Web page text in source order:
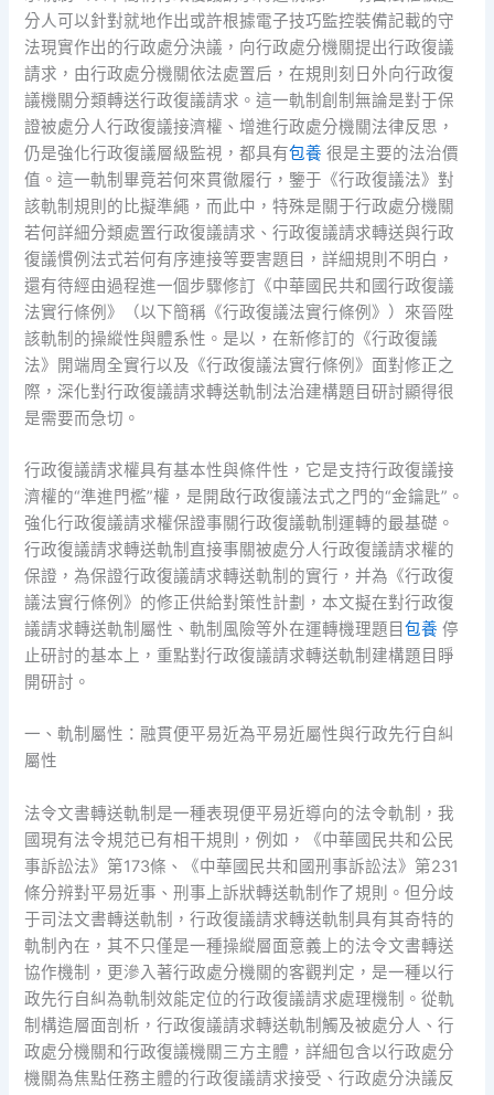
分人可以針對就地作出或許根據電子技巧監控裝備記載的守
法現實作出的行政處分決議，向行政處分機關提出行政復議
請求，由行政處分機關依法處置后，在規則刻日外向行政復
議機關分類轉送行政復議請求。這一軌制創制無論是對于保
證被處分人行政復議接濟權、增進行政處分機關法律反思，
仍是強化行政復議層級監視，都具有包養 很是主要的法治價
值。這一軌制畢竟若何來貫徹履行，鑒于《行政復議法》對
該軌制規則的比擬準繩，而此中，特殊是關于行政處分機關
若何詳細分類處置行政復議請求、行政復議請求轉送與行政
復議慣例法式若何有序連接等要害題目，詳細規則不明白，
還有待經由過程進一個步驟修訂《中華國民共和國行政復議
法實行條例》（以下簡稱《行政復議法實行條例》）來晉陞
該軌制的操縱性與體系性。是以，在新修訂的《行政復議
法》開端周全實行以及《行政復議法實行條例》面對修正之
際，深化對行政復議請求轉送軌制法治建構題目研討顯得很
是需要而急切。
行政復議請求權具有基本性與條件性，它是支持行政復議接
濟權的“準進門檻”權，是開啟行政復議法式之門的“金鑰匙”。
強化行政復議請求權保證事關行政復議軌制運轉的最基礎。
行政復議請求轉送軌制直接事關被處分人行政復議請求權的
保證，為保證行政復議請求轉送軌制的實行，并為《行政復
議法實行條例》的修正供給對策性計劃，本文擬在對行政復
議請求轉送軌制屬性、軌制風險等外在運轉機理題目包養 停
止研討的基本上，重點對行政復議請求轉送軌制建構題目睜
開研討。
一、軌制屬性：融貫便平易近為平易近屬性與行政先行自糾
屬性
法令文書轉送軌制是一種表現便平易近導向的法令軌制，我
國現有法令規范已有相干規則，例如，《中華國民共和公民
事訴訟法》第173條、《中華國民共和國刑事訴訟法》第231
條分辨對平易近事、刑事上訴狀轉送軌制作了規則。但分歧
于司法文書轉送軌制，行政復議請求轉送軌制具有其奇特的
軌制內在，其不只僅是一種操縱層面意義上的法令文書轉送
協作機制，更滲入著行政處分機關的客觀判定，是一種以行
政先行自糾為軌制效能定位的行政復議請求處理機制。從軌
制構造層面剖析，行政復議請求轉送軌制觸及被處分人、行
政處分機關和行政復議機關三方主體，詳細包含以行政處分
機關為焦點任務主體的行政復議請求接受、行政處分決議反